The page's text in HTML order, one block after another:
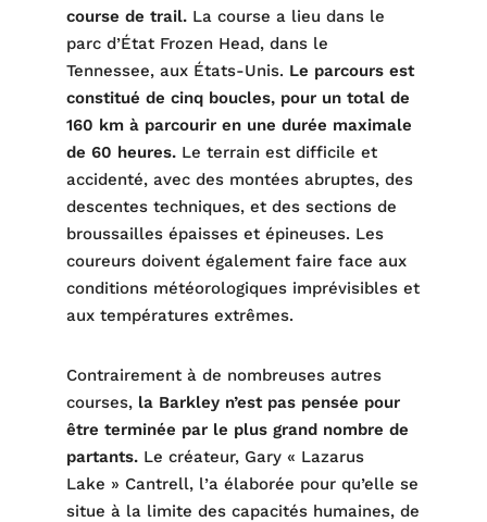
course de trail. La course a lieu dans le
parc d’État Frozen Head, dans le
Tennessee, aux États-Unis. Le parcours est
constitué de cinq boucles, pour un total de
160 km à parcourir en une durée maximale
de 60 heures. Le terrain est difficile et
accidenté, avec des montées abruptes, des
descentes techniques, et des sections de
broussailles épaisses et épineuses. Les
coureurs doivent également faire face aux
conditions météorologiques imprévisibles et
aux températures extrêmes.
Contrairement à de nombreuses autres
courses, la Barkley n’est pas pensée pour
être terminée par le plus grand nombre de
partants. Le créateur, Gary « Lazarus
Lake » Cantrell, l’a élaborée pour qu’elle se
situe à la limite des capacités humaines, de